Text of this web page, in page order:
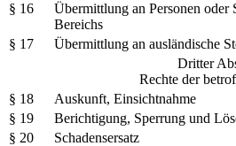
§ 16
Übermittlung an Personen oder
Bereichs
§ 17
Übermittlung an ausländische
Dritter
Rechte der
§ 18
Auskunft, Einsichtnahme
§ 19
Berichtigung, Sperrung und
§ 20
Schadensersatz